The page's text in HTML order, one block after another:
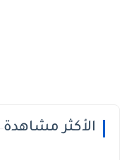
الأكثر مشاهدة